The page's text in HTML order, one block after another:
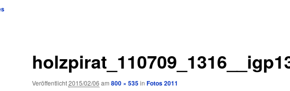
Veröffentlicht2015/02/06 am 800 × 535in Fotos 2011